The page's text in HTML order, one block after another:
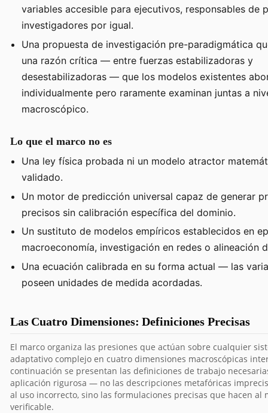
variables accesible para ejecutivos, responsables de
investigadores por igual.
Una propuesta de investigación pre-paradigmática
una razón crítica — entre fuerzas estabilizadoras y
desestabilizadoras — que los modelos existentes
individualmente pero raramente examinan juntas a
macroscópico.
Lo que el marco no es
Una ley física probada ni un modelo atractor
validado.
Un motor de predicción universal capaz de generar
precisos sin calibración específica del dominio.
Un sustituto de modelos empíricos establecidos en
macroeconomía, investigación en redes o alineación
Una ecuación calibrada en su forma actual — las
poseen unidades de medida acordadas.
Las Cuatro Dimensiones: Definiciones Precisas
El marco organiza las presiones que actúan sobre cualquier
adaptativo complejo en cuatro dimensiones macroscópicas
continuación se presentan las definiciones de trabajo
aplicación rigurosa — no las descripciones metafóricas
al uso incorrecto, sino las formulaciones precisas que hacen al
verificable.